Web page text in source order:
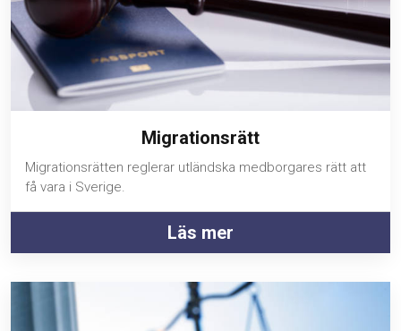
Migrationsrätt
Migrationsrätten reglerar utländska medborgares rätt att
få vara i Sverige.
Läs mer